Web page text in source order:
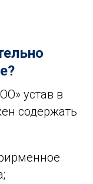
устав в
содержать